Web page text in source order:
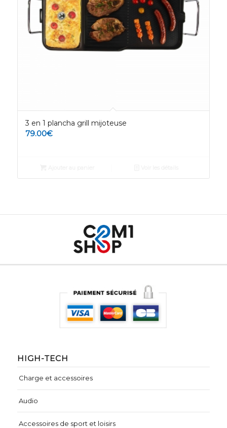
3 en 1 plancha grill mijoteuse
79.00€
HIGH-TECH
Charge et accessoires
Audio
Accessoires de sport et loisirs